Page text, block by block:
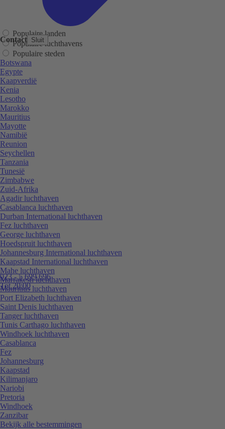
Contact Sluit
023 - 5 699 696
Tot 20:00
Populaire landen
Populaire luchthavens
Populaire steden
Botswana
Egypte
Kaapverdië
Kenia
Lesotho
Marokko
Mauritius
Mayotte
Namibië
Reunion
Seychellen
Tanzania
Tunesië
Zimbabwe
Zuid-Afrika
Agadir luchthaven
Casablanca luchthaven
Durban International luchthaven
Fez luchthaven
George luchthaven
Hoedspruit luchthaven
Johannesburg International luchthaven
Kaapstad International luchthaven
Mahe luchthaven
Marrakesh luchthaven
Mauritius luchthaven
Port Elizabeth luchthaven
Saint Denis luchthaven
Tanger luchthaven
Tunis Carthago luchthaven
Windhoek luchthaven
Casablanca
Fez
Johannesburg
Kaapstad
Kilimanjaro
Nariobi
Pretoria
Windhoek
Zanzibar
Bekijk alle bestemmingen